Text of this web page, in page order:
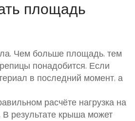
площадь
Чем больше площадь, тем
понадобится. Если
в последний момент, а
расчёте нагрузка на
результате крыша может